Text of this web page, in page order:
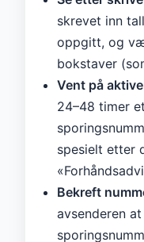
skrevet inn
oppgitt, og
bokstaver
Vent på
24–48 timer
spesielt etter
Bekreft
avsenderen